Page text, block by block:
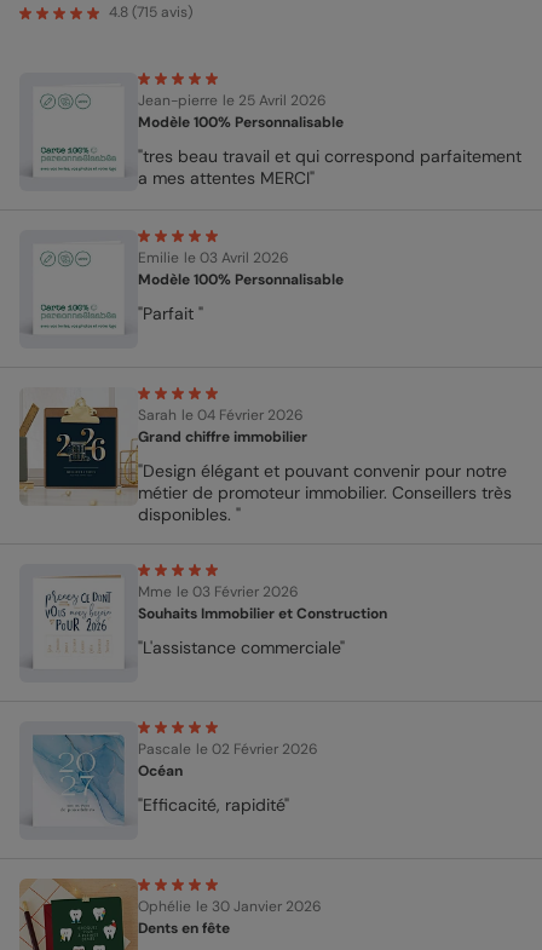
4.8(715 avis)
Jean-pierre le 25 Avril 2026
Modèle 100% Personnalisable
"tres beau travail et qui correspond parfaitement
a mes attentes MERCI"
Emilie le 03 Avril 2026
Modèle 100% Personnalisable
"Parfait "
Sarah le 04 Février 2026
Grand chiffre immobilier
"Design élégant et pouvant convenir pour notre
métier de promoteur immobilier. Conseillers très
disponibles. "
Mme le 03 Février 2026
Souhaits Immobilier et Construction
"L'assistance commerciale"
Pascale le 02 Février 2026
Océan
"Efficacité, rapidité"
Ophélie le 30 Janvier 2026
Dents en fête